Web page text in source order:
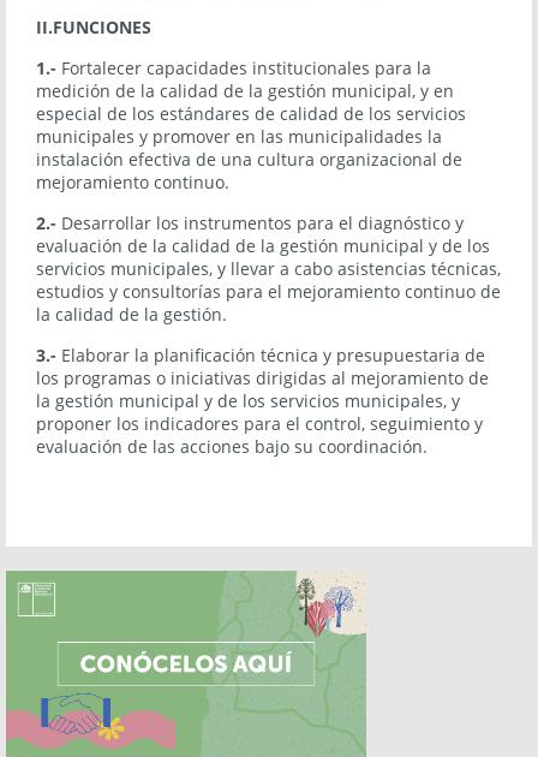
II.FUNCIONES
1.- Fortalecer capacidades institucionales para la
medición de la calidad de la gestión municipal, y en
especial de los estándares de calidad de los servicios
municipales y promover en las municipalidades la
instalación efectiva de una cultura organizacional de
mejoramiento continuo.
2.- Desarrollar los instrumentos para el diagnóstico y
evaluación de la calidad de la gestión municipal y de los
servicios municipales, y llevar a cabo asistencias técnicas,
estudios y consultorías para el mejoramiento continuo de
la calidad de la gestión.
3.- Elaborar la planificación técnica y presupuestaria de
los programas o iniciativas dirigidas al mejoramiento de
la gestión municipal y de los servicios municipales, y
proponer los indicadores para el control, seguimiento y
evaluación de las acciones bajo su coordinación.